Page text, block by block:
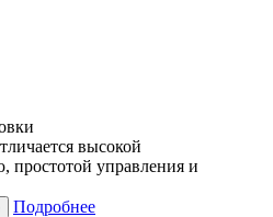
высокой
простотой управления и
Подробнее